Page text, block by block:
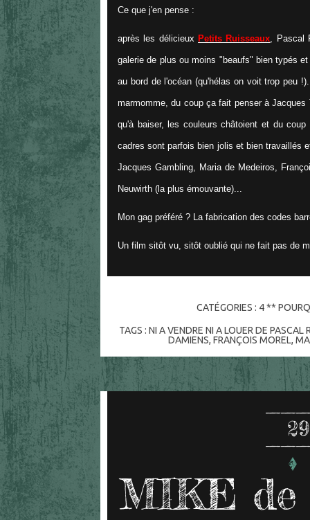
Ce que j'en pense :
après les délicieux Petits Ruisseaux, Pascal
galerie de plus ou moins "beaufs" bien typés
au bord de l'océan (qu'hélas on voit trop peu
marmomme, du coup ça fait penser à
qu'à baiser, les couleurs châtoient et du
cadres sont parfois bien jolis et bien travaillés
Jacques Gambling, Maria de Medeiros,
Neuwirth (la plus émouvante)...
Mon gag préféré ? La fabrication des codes
Un film sitôt vu, sitôt oublié qui ne fait pas de
CATÉGORIES : 4 **
TAGS : NI A VENDRE NI A LOUER DE PASCAL
DAMIENS,FRANÇOIS MOREL,
29
MIKE